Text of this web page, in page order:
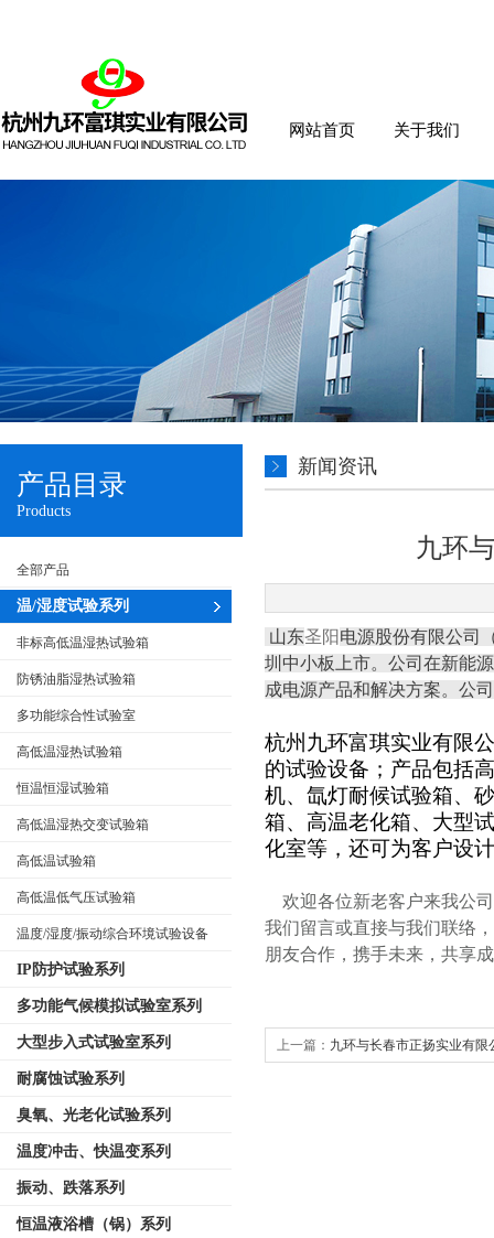
网站首页 关于我们
产品目录
Products
全部产品
温/湿度试验系列
非标高低温湿热试验箱
防锈油脂湿热试验箱
多功能综合性试验室
高低温湿热试验箱
恒温恒湿试验箱
高低温湿热交变试验箱
高低温试验箱
高低温低气压试验箱
温度/湿度/振动综合环境试验设备
IP防护试验系列
多功能气候模拟试验室系列
大型步入式试验室系列
耐腐蚀试验系列
臭氧、光老化试验系列
温度冲击、快温变系列
振动、跌落系列
恒温液浴槽（锅）系列
新闻资讯
九环
山东圣阳 电源股份有限公司
圳中小板上市。公司在新能
成电源产品和解决方案。公
杭州九环富琪实业有限
的试验设备；产品包括
机、氙灯耐候试验箱、
箱、高温老化箱、大型
化室等，还可为客户设
欢迎各位新老客户来我公
我们留言或直接与我们联络
朋友合作，携手未来，共享
上一篇： 九环与长春市正扬实业有限